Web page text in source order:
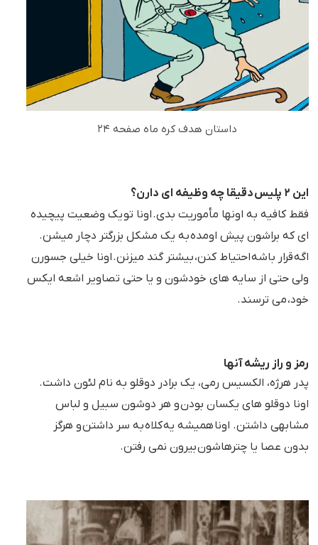
داستان هدف کره ماه صفحه ۲۴
این ۲ پلیس دقیقا چه وظیفه ای دارن؟
فقط کافیه به اونها مأموریت بدی.اونا تو یک وضعیت پیچیده
ای که براشون پیش اومده به یک مشکل بزرگتر دچار میشن.
اگه قرار باشه احتیاط کنن، بیشتر گند میزنن.اونا خیلی جسورن
ولی حتی از سایه های خودشون و یا حتی تصاویر اشعه ایکس
خود، می ترسند.
رمز و راز ریشه آنها
پدر هرژه، الکسیس رمی، یک برادر دوقلو به نام لئون داشت.
اونا دوقلو های یکسان بودن و هر دوشون سبیل و لباس
مشابهی داشتن. اونا همیشه یه کلاه به سر داشتن و هرگز
بدون عصا یا چترهاشون بیرون نمی رفتن.